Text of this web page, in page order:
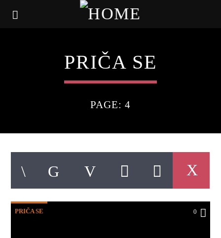
PRIČA SE
PAGE: 4
PRIČA SE 0